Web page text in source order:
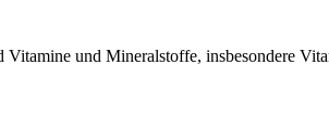
Vitamine und Mineralstoffe, insbesondere